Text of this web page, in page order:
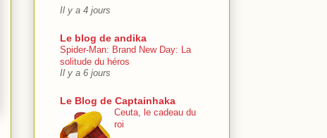
Il y a 4 jours
Le blog de andika
Spider-Man: Brand New Day: La
solitude du héros
Il y a 6 jours
Le Blog de Captainhaka
Ceuta, le cadeau du
roi